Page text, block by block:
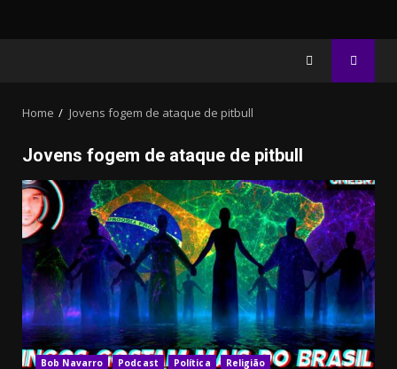
Home Jovens fogem de ataque de pitbull
Jovens fogem de ataque de pitbull
Bob Navarro Podcast Política Religião
20.03k10.05k
32.00k
3.91k
2.09k
11000